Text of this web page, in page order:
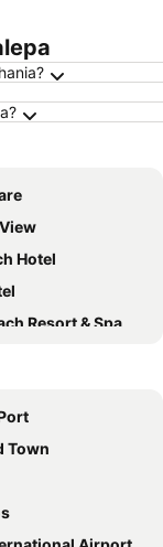
Hotel
& Spa - Adults Only
Hotels & Suites
Tapestry Collection by Hilton
Beach Hotel
Town